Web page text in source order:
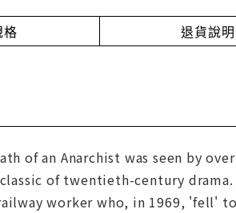
格 退貨說明
of an Anarchist was seen by
of twentieth-century drama.
worker who, in 1969, 'fell'